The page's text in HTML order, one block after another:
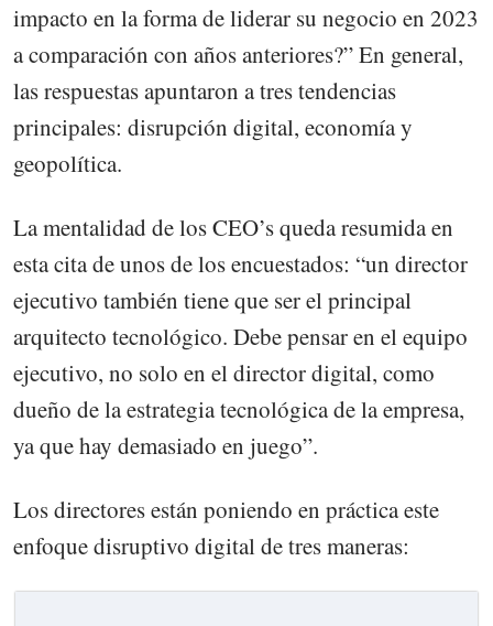
impacto en la forma de liderar su negocio en 2023
a comparación con años anteriores?” En general,
las respuestas apuntaron a tres tendencias
principales: disrupción digital, economía y
geopolítica.
La mentalidad de los CEO’s queda resumida en
esta cita de unos de los encuestados: “un director
ejecutivo también tiene que ser el principal
arquitecto tecnológico. Debe pensar en el equipo
ejecutivo, no solo en el director digital, como
dueño de la estrategia tecnológica de la empresa,
ya que hay demasiado en juego”.
Los directores están poniendo en práctica este
enfoque disruptivo digital de tres maneras: